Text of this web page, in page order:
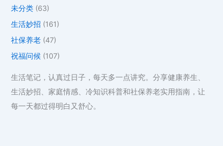
未分类 (63)
生活妙招 (161)
社保养老 (47)
祝福问候 (107)
生活笔记，认真过日子，每天多一点讲究。分享健康养生、
生活妙招、家庭情感、冷知识科普和社保养老实用指南，让
每一天都过得明白又舒心。